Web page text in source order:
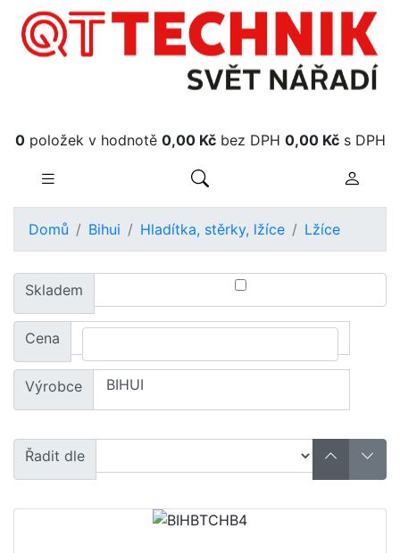
0položek v hodnotě 0,00 Kčbez DPH 0,00 Kčs DPH
Domů Bihui Hladítka, stěrky, lžíce Lžíce
Skladem
Cena
Výrobce
Řadit dle